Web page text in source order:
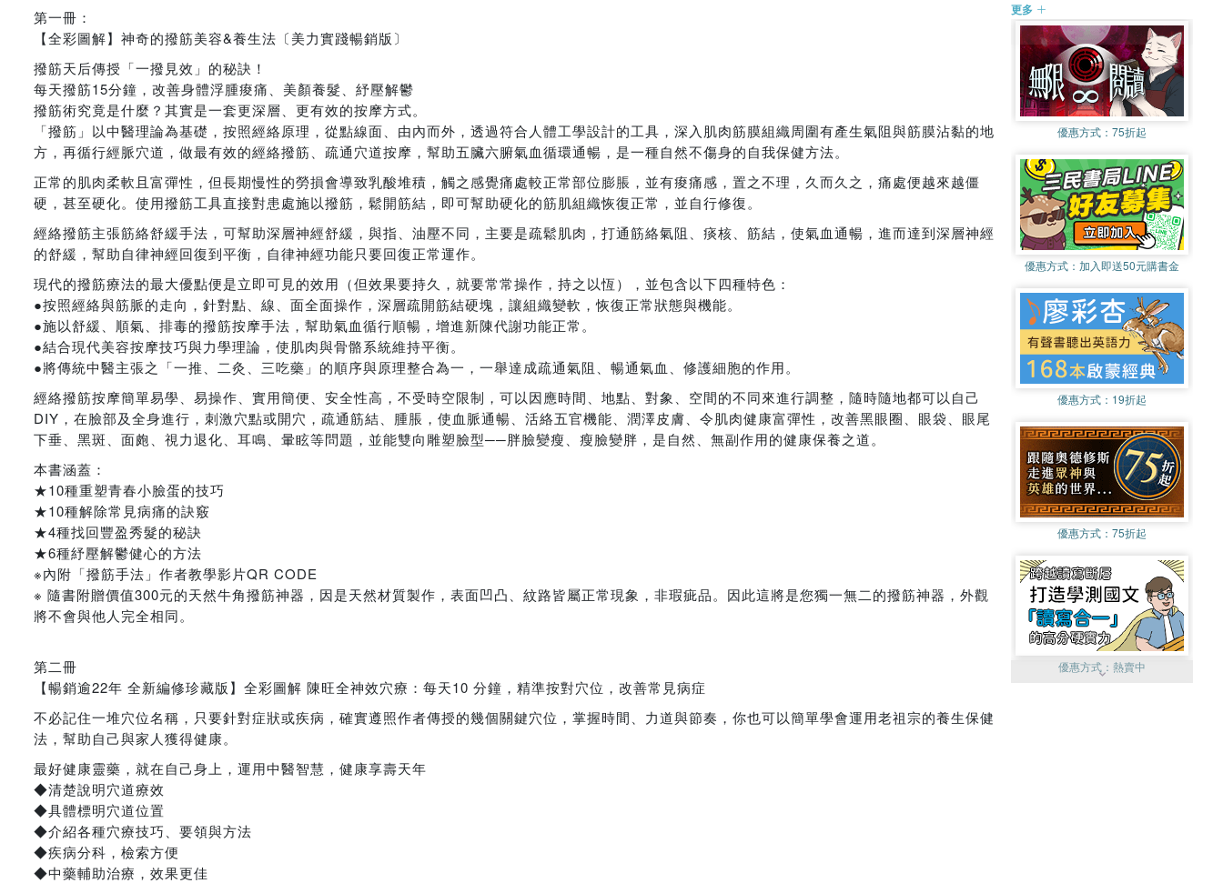
第一冊：
【全彩圖解】神奇的撥筋美容&養生法〔美力實踐暢銷版〕
撥筋天后傳授「一撥見效」的秘訣！
每天撥筋15分鐘，改善身體浮腫痠痛、美顏養髮、紓壓解鬱
撥筋術究竟是什麼？其實是一套更深層、更有效的按摩方式。
「撥筋」以中醫理論為基礎，按照經絡原理，從點線面、由內而外，透過符合人體工學設計的工具，深入肌肉筋膜組織周圍有產生氣阻與筋膜沾黏的地
方，再循行經脈穴道，做最有效的經絡撥筋、疏通穴道按摩，幫助五臟六腑氣血循環通暢，是一種自然不傷身的自我保健方法。
正常的肌肉柔軟且富彈性，但長期慢性的勞損會導致乳酸堆積，觸之感覺痛處較正常部位膨脹，並有痠痛感，置之不理，久而久之，痛處便越來越僵
硬，甚至硬化。使用撥筋工具直接對患處施以撥筋，鬆開筋結，即可幫助硬化的筋肌組織恢復正常，並自行修復。
經絡撥筋主張筋絡舒緩手法，可幫助深層神經舒緩，與指、油壓不同，主要是疏鬆肌肉，打通筋絡氣阻、痰核、筋結，使氣血通暢，進而達到深層神經
的舒緩，幫助自律神經回復到平衡，自律神經功能只要回復正常運作。
現代的撥筋療法的最大優點便是立即可見的效用（但效果要持久，就要常常操作，持之以恆），並包含以下四種特色：
●按照經絡與筋脈的走向，針對點、線、面全面操作，深層疏開筋結硬塊，讓組織變軟，恢復正常狀態與機能。
●施以舒緩、順氣、排毒的撥筋按摩手法，幫助氣血循行順暢，增進新陳代謝功能正常。
●結合現代美容按摩技巧與力學理論，使肌肉與骨骼系統維持平衡。
●將傳統中醫主張之「一推、二灸、三吃藥」的順序與原理整合為一，一舉達成疏通氣阻、暢通氣血、修護細胞的作用。
經絡撥筋按摩簡單易學、易操作、實用簡便、安全性高，不受時空限制，可以因應時間、地點、對象、空間的不同來進行調整，隨時隨地都可以自己
DIY，在臉部及全身進行，刺激穴點或開穴，疏通筋結、腫脹，使血脈通暢、活絡五官機能、潤澤皮膚、令肌肉健康富彈性，改善黑眼圈、眼袋、眼尾
下垂、黑斑、面皰、視力退化、耳鳴、暈眩等問題，並能雙向雕塑臉型──胖臉變瘦、瘦臉變胖，是自然、無副作用的健康保養之道。
本書涵蓋：
★10種重塑青春小臉蛋的技巧
★10種解除常見病痛的訣竅
★4種找回豐盈秀髮的秘訣
★6種紓壓解鬱健心的方法
※內附「撥筋手法」作者教學影片QR CODE
※ 隨書附贈價值300元的天然牛角撥筋神器，因是天然材質製作，表面凹凸、紋路皆屬正常現象，非瑕疵品。因此這將是您獨一無二的撥筋神器，外觀
將不會與他人完全相同。
第二冊
【暢銷逾22年 全新編修珍藏版】全彩圖解 陳旺全神效穴療：每天10 分鐘，精準按對穴位，改善常見病症
不必記住一堆穴位名稱，只要針對症狀或疾病，確實遵照作者傳授的幾個關鍵穴位，掌握時間、力道與節奏，你也可以簡單學會運用老祖宗的養生保健
法，幫助自己與家人獲得健康。
最好健康靈藥，就在自己身上，運用中醫智慧，健康享壽天年
◆清楚說明穴道療效
◆具體標明穴道位置
◆介紹各種穴療技巧、要領與方法
◆疾病分科，檢索方便
◆中藥輔助治療，效果更佳
更多
優惠方式： 75折起
優惠方式： 加入即送50元購書金
優惠方式： 19折起
優惠方式： 75折起
優惠方式： 熱賣中